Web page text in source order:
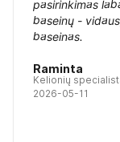
pasirinkimas
baseinų -
baseinas.
Raminta
Kelionių
2026-05-11